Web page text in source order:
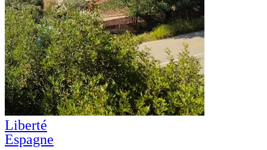
Liberté
Espagne